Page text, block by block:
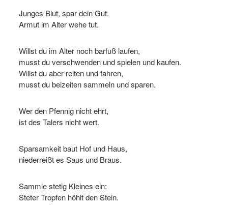
Junges Blut, spar dein Gut.
Armut im Alter wehe tut.
Willst du im Alter noch barfuß laufen,
musst du verschwenden und spielen und kaufen.
Willst du aber reiten und fahren,
musst du beizeiten sammeln und sparen.
Wer den Pfennig nicht ehrt,
ist des Talers nicht wert.
Sparsamkeit baut Hof und Haus,
niederreißt es Saus und Braus.
Sammle stetig Kleines ein:
Steter Tropfen höhlt den Stein.